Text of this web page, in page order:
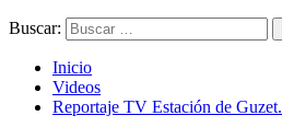
Buscar:
Inicio
Videos
Reportaje TV Estación de Guzet.